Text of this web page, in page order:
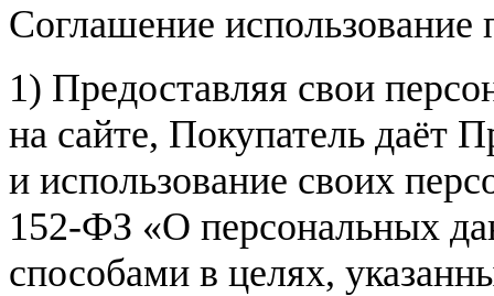
Соглашение
1) Предоставляя свои
на сайте, Покупатель даёт
и использование своих
152-ФЗ «О персональных
способами в целях,